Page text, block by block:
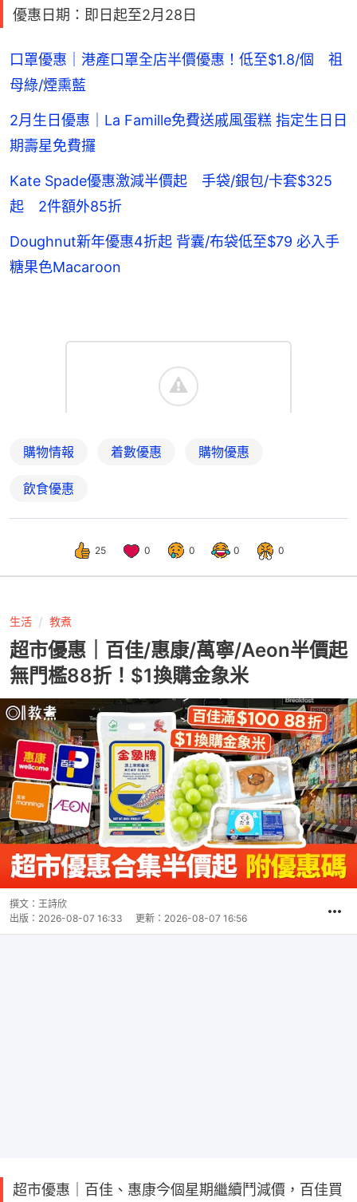
優惠日期：即日起至2月28日
口罩優惠｜港產口罩全店半價優惠！低至$1.8/個 祖
母綠/煙熏藍
2月生日優惠｜La Famille免費送戚風蛋糕 指定生日日
期壽星免費攞
Kate Spade優惠激減半價起 手袋/銀包/卡套$325
起 2件額外85折
Doughnut新年優惠4折起 背囊/布袋低至$79 必入手
糖果色Macaroon
購物情報 着數優惠 購物優惠
飲食優惠
25 0 0 0 0
生活 教煮
超市優惠｜百佳/惠康/萬寧/Aeon半價起
無門檻88折！$1換購金象米
撰文： 王詩欣
出版： 2026-08-07 16:33 更新： 2026-08-07 16:56
超市優惠｜百佳、惠康今個星期繼續鬥減價，百佳買